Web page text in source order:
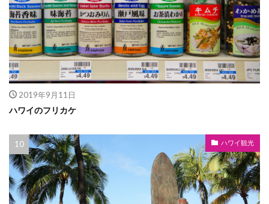
2019年9月11日
ハワイのフリカケ
ハワイ観光